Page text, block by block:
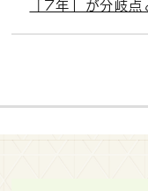
「7年」が分岐